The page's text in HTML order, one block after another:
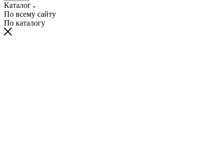
Каталог
По всему сайту
По каталогу